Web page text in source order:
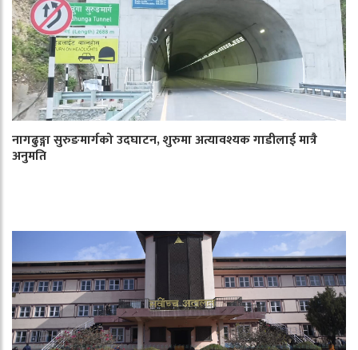
नागढुङ्गा सुरुङमार्गको उदघाटन, शुरुमा अत्यावश्यक गाडीलाई मात्रै
अनुमति